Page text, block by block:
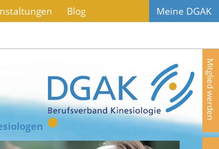
Blog Meine DGAK
Mitglied werden